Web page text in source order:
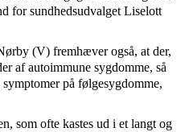
for sundhedsudvalget Liselott
(V) fremhæver også, at der,
af autoimmune sygdomme, så
på følgesygdomme,
som ofte kastes ud i et langt og